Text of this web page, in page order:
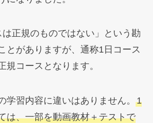
正規のものではない」という勘
とがありますが、通称1日コース
規コースとなります。
学習内容に違いはありません。
1
は、一部を動画教材＋テストで